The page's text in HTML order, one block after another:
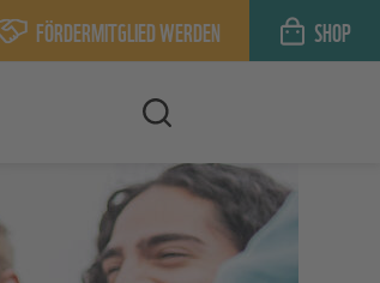
FÖRDERMITGLIED WERDEN SHOP